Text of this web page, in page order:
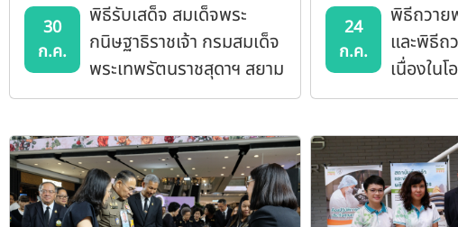
30
ก.ค.
พิธีรับเสด็จ สมเด็จพระ
กนิษฐาธิราชเจ้า กรมสมเด็จ
พระเทพรัตนราชสุดาฯ สยาม
บรมราชกุมารี ในโอกาสเสด็จ
ต้นไม้ มก.
24
ก.ค.
พิธีถวาย
และพิธี
เนื่องใน
พระชนม